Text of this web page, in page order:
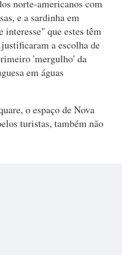
norte-americanos com
e a sardinha em
que estes têm
a escolha de
'mergulho' da
em águas
o espaço de Nova
turistas, também não